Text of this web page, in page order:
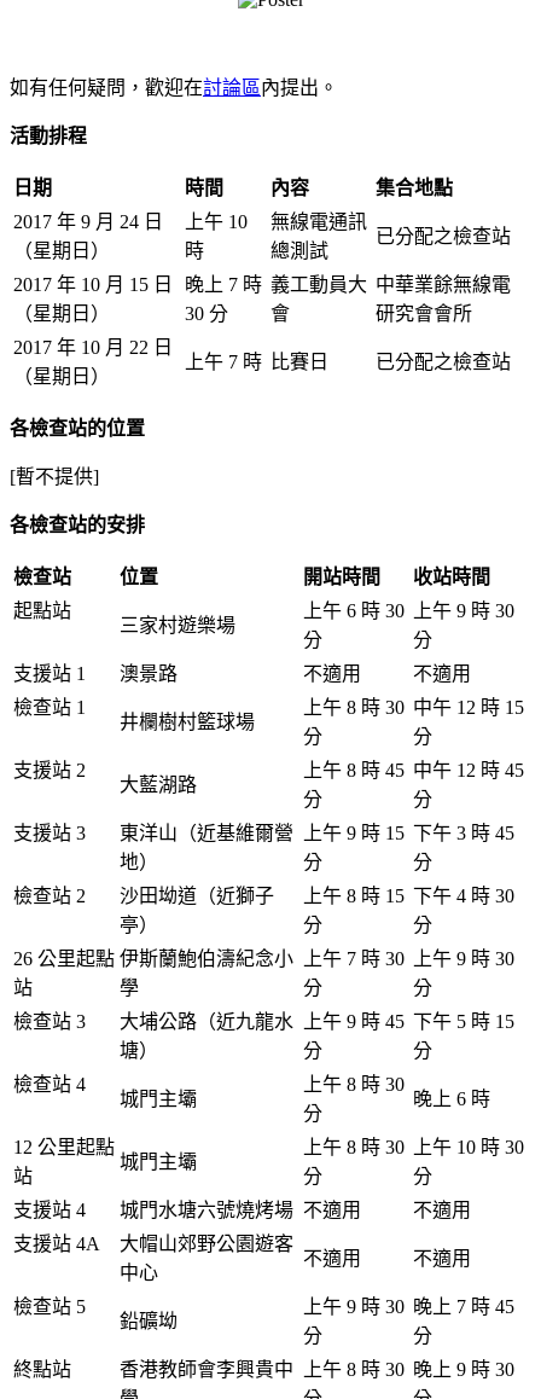
如有任何疑問，歡迎在討論區內提出。
活動排程
日期 時間 內容
集合地點
2017 年 9 月 24 日
（星期日）
上午 10
時
無線電通訊
總測試
已分配之檢查站
2017 年 10 月 15 日
（星期日）
晚上 7 時
30 分
義工動員大
會
中華業餘無線電
研究會會所
2017 年 10 月 22 日
（星期日）
上午 7 時 比賽日 已分配之檢查站
各檢查站的位置
[暫不提供]
各檢查站的安排
檢查站 位置 開站時間
收站時間
起點站
三家村遊樂場
上午 6 時 30
分
上午 9 時 30
分
支援站 1
澳景路 不適用
不適用
檢查站 1
井欄樹村籃球場
上午 8 時 30
分
中午 12 時 15
分
支援站 2
大藍湖路
上午 8 時 45
分
中午 12 時 45
分
支援站 3
東洋山（近基維爾營
地）
上午 9 時 15
分
下午 3 時 45
分
檢查站 2
沙田坳道（近獅子
亭）
上午 8 時 15
分
下午 4 時 30
分
26 公里起點
站
伊斯蘭鮑伯濤紀念小
學
上午 7 時 30
分
上午 9 時 30
分
檢查站 3
大埔公路（近九龍水
塘）
上午 9 時 45
分
下午 5 時 15
分
檢查站 4
城門主壩
上午 8 時 30
分
晚上 6 時
12 公里起點
站
城門主壩
上午 8 時 30
分
上午 10 時 30
分
支援站 4
城門水塘六號燒烤場 不適用
不適用
支援站 4A
大帽山郊野公園遊客
中心
不適用 不適用
檢查站 5
鉛礦坳
上午 9 時 30
分
晚上 7 時 45
分
終點站
香港教師會李興貴中
上午 8 時 30 晚上 9 時 30